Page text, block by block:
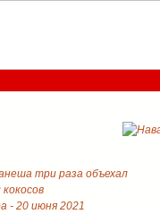
три раза объехал
- 20 июня 2021